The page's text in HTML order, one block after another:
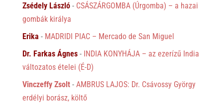
Zsédely László- CSÁSZÁRGOMBA (Úrgomba) – a hazai
gombák királya
Erika - MADRIDI PIAC – Mercado de San Miguel
Dr. Farkas Ágnes- INDIA KONYHÁJA – az ezerízű India
változatos ételei (É-D)
Vinczeffy Zsolt- AMBRUS LAJOS: Dr. Csávossy György
erdélyi borász, költő